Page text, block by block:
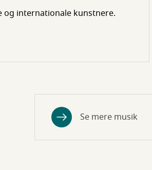
og internationale kunstnere.
Se mere musik